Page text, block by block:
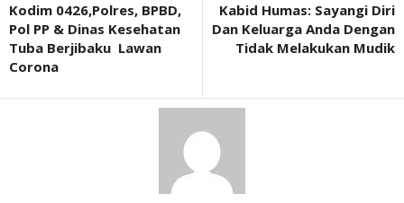
Kodim 0426,Polres, BPBD,
Pol PP & Dinas Kesehatan
Tuba Berjibaku Lawan
Corona
Kabid Humas: Sayangi Diri
Dan Keluarga Anda Dengan
Tidak Melakukan Mudik